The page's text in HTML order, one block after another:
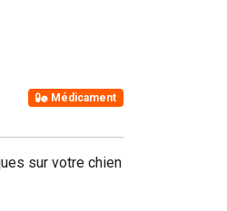
Médicament
sur votre chien